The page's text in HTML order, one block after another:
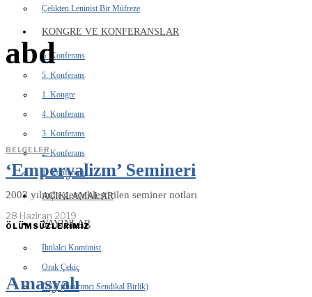
Çelikten Leninist Bir Müfreze
KONGRE VE KONFERANSLAR
6. Konferans
5. Konferans
1. Kongre
4. Konferans
3. Konferans
2. Konferans
1. Konferans
AÇIKLAMALAR
YAYINLAR
İhtilalci Komünist
Orak Çekiç
DSB (Devrimci Sendikal Birlik)
abd
BELGELER
‘Emperyalizm’ Semineri
2003 yılında gerçekleştirilen seminer notları
28 Haziran 2019
ÖLÜMSÜZLERİMİZ
Amasyalı